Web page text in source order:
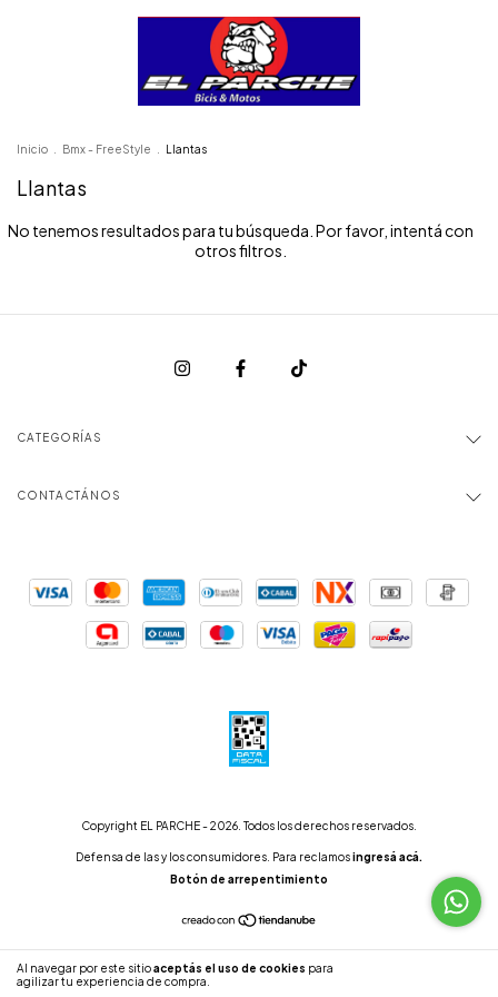
Al navegar por este sitioaceptás el uso de cookies para
agilizar tu experiencia de compra.
Inicio Bmx - FreeStyle Llantas
Llantas
No tenemos resultados para tu búsqueda. Por favor, intentá con
otros filtros.
CATEGORÍAS
CONTACTÁNOS
Copyright EL PARCHE - 2026. Todos los derechos reservados.
Defensa de las y los consumidores. Para reclamosingresá acá.
Botón de arrepentimiento